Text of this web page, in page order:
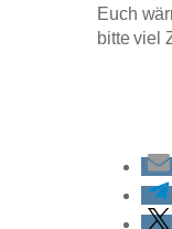
Euch
bitte viel